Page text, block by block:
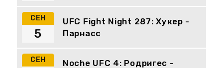
СЕН
UFC Fight Night 287: Хукер -
Парнасс
5
СЕН
Noche UFC 4: Родригес -